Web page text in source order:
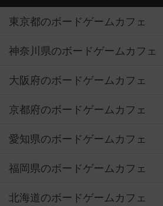
東京都のボードゲームカフェ
神奈川県のボードゲームカフェ
大阪府のボードゲームカフェ
京都府のボードゲームカフェ
愛知県のボードゲームカフェ
福岡県のボードゲームカフェ
北海道のボードゲームカフェ